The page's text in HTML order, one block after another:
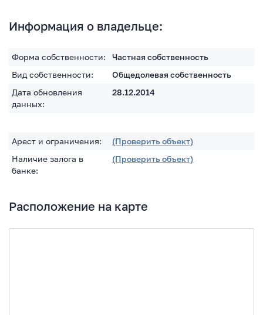
Информация о владельце:
Форма собственности:
Частная собственность
Вид собственности:
Общедолевая собственность
Дата обновления
данных:
28.12.2014
Арест и ограничения:
(Проверить объект)
Наличие залога в
банке:
(Проверить объект)
Расположение на карте